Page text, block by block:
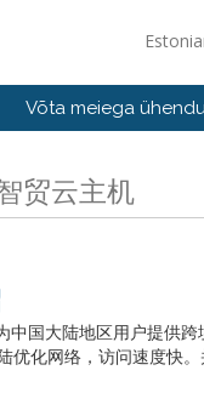
Võta meiega
贸云主机
中国大陆地区用户提供
化网络，访问速度快